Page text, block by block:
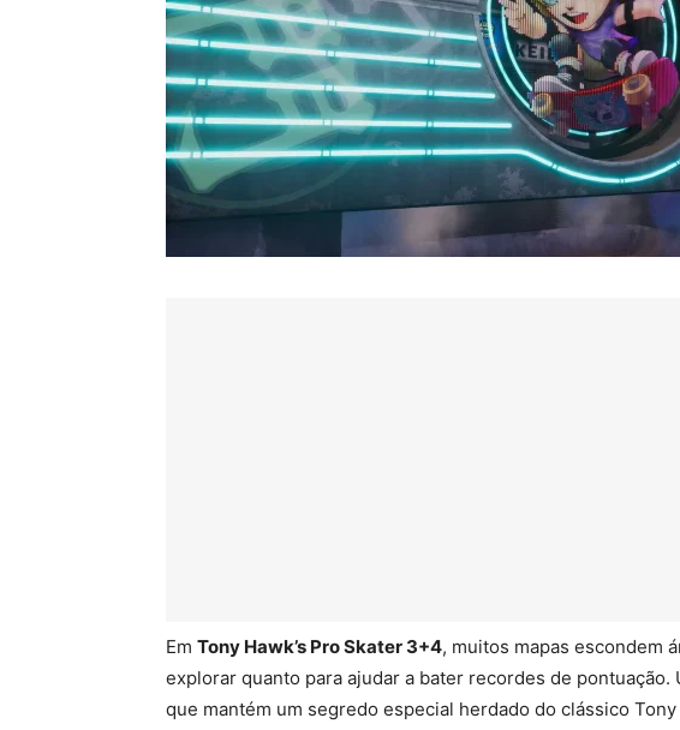
Em Tony Hawk’s Pro Skater 3+4, muitos mapas escondem
explorar quanto para ajudar a bater recordes de pontuação.
que mantém um segredo especial herdado do clássico Tony